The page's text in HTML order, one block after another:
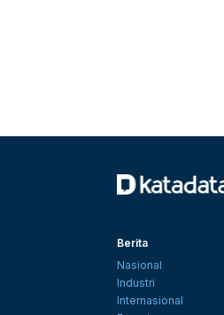
Berita
Nasional
Industri
Internasional